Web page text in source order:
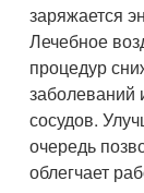
заряжается
Лечебное
процедур
заболеваний
сосудов.
очередь
облегчает